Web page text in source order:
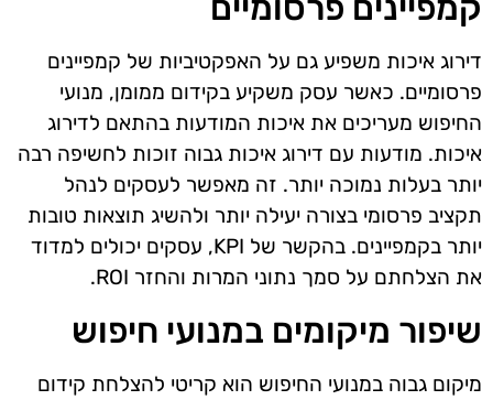
דירוג איכות משפיע גם על האפקטיביות של קמפיינים
פרסומיים. כאשר עסק משקיע בקידום ממומן, מנועי
החיפוש מעריכים את איכות המודעות בהתאם לדירוג
איכות. מודעות עם דירוג איכות גבוה זוכות לחשיפה רבה
יותר בעלות נמוכה יותר. זה מאפשר לעסקים לנהל
תקציב פרסומי בצורה יעילה יותר ולהשיג תוצאות טובות
יותר בקמפיינים. בהקשר של KPI, עסקים יכולים למדוד
את הצלחתם על סמך נתוני המרות והחזר ROI.
שיפור מיקומים במנועי חיפוש
מיקום גבוה במנועי החיפוש הוא קריטי להצלחת קידום